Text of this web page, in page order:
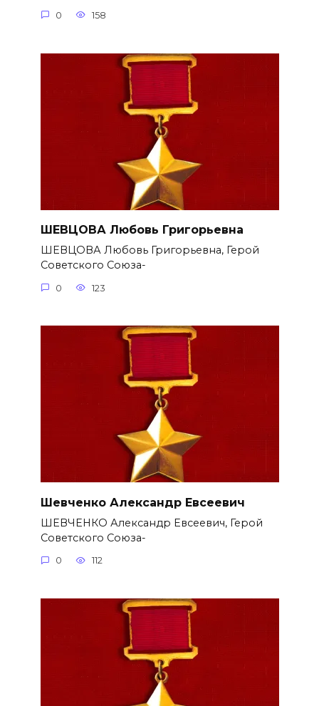
0 158
ШЕВЦОВА Любовь Григорьевна
ШЕВЦОВА Любовь Григорьевна, Герой
Советского Союза-
0 123
Шевченко Александр Евсеевич
ШЕВЧЕНКО Александр Евсеевич, Герой
Советского Союза-
0 112